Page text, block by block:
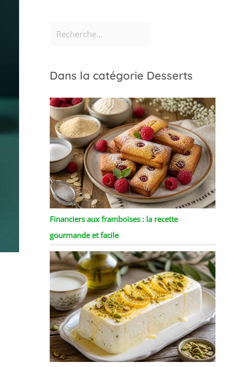
Dans la catégorie Desserts
Financiers aux framboises : la recette
gourmande et facile